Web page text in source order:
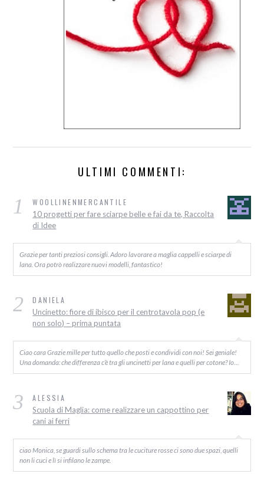
ULTIMI COMMENTI:
1 WOOLLINENMERCANTILE
10 progetti per fare sciarpe belle e fai da te, Raccolta
di Idee
Grazie per tanti preziosi consigli. Adoro lavorare a maglia cappelli e sciarpe di
lana. Ora potrò realizzare nuovi modelli, fantastico!
2 DANIELA
Uncinetto: fiore di ibisco per il centrotavola pop (e
non solo) – prima puntata
Ciao cara Grazie mille per tutto quello che posti e condividi con noi! Sei geniale!
Una domanda: che differenza c’è tra gli uncinetti per lana e quelli per cotone? Io…
3 ALESSIA
Scuola di Maglia: come realizzare un cappottino per
cani ai ferri
ciao Monica, se guardi sullo schema tra le cuciture rosse ci sono due spazi, quelli
non li cuci e lì si infilano le zampe.